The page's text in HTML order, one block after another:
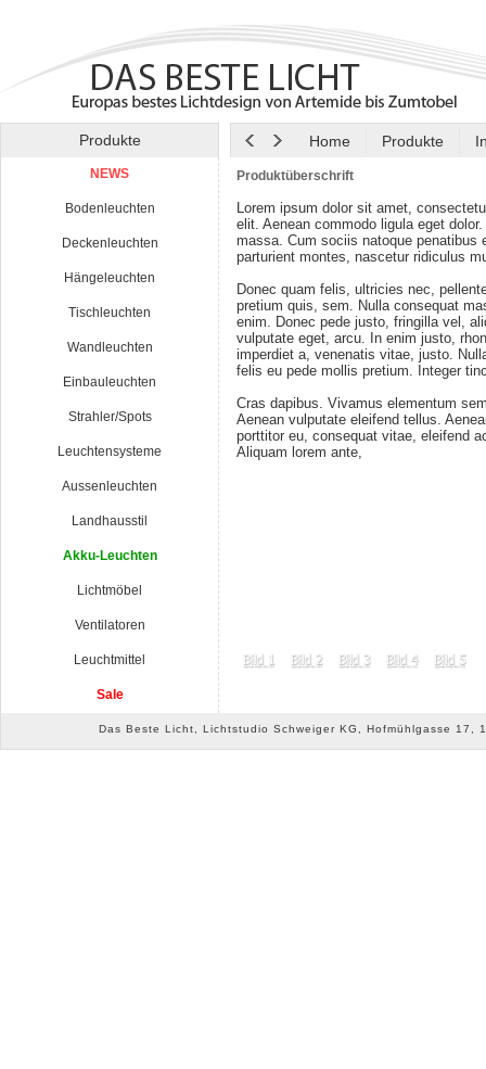
Produkte Home Produkte
NEWS
Bodenleuchten
Deckenleuchten
Hängeleuchten
Tischleuchten
Wandleuchten
Einbauleuchten
Strahler/Spots
Leuchtensysteme
Aussenleuchten
Landhausstil
Akku-Leuchten
Lichtmöbel
Ventilatoren
Leuchtmittel
Sale
Produktüberschrift
Lorem ipsum dolor sit amet,
elit. Aenean commodo ligula eget dolor.
massa. Cum sociis natoque penatibus
parturient montes, nascetur ridiculus
Donec quam felis, ultricies nec,
pretium quis, sem. Nulla consequat
enim. Donec pede justo, fringilla vel,
vulputate eget, arcu. In enim justo,
imperdiet a, venenatis vitae, justo.
felis eu pede mollis pretium. Integer
Cras dapibus. Vivamus elementum
Aenean vulputate eleifend tellus.
porttitor eu, consequat vitae, eleifend
Aliquam lorem ante,
Das Beste Licht, Lichtstudio Schweiger KG, Hofmühlgasse